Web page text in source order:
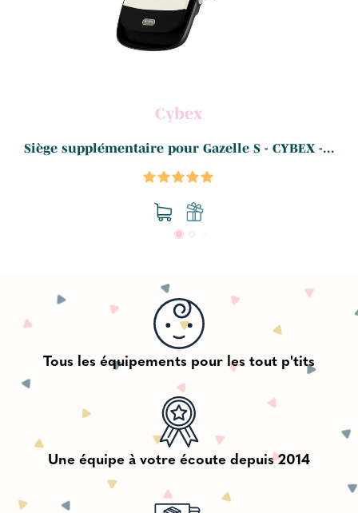
Cybex
Siège supplémentaire pour Gazelle S - CYBEX -...
Tous les équipements pour les tout p'tits
Une équipe à votre écoute depuis 2014